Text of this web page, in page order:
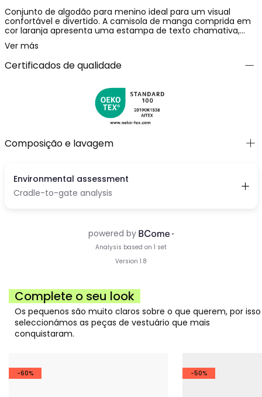
Conjunto de algodão para menino ideal para um visual
confortável e divertido. A camisola de manga comprida em
cor laranja apresenta uma estampa de texto chamativa,
enquanto as calças compridas são de um azul escuro
contrastante. Conjunto perfeito para o dia a dia que
combina estilo com funcionalidade. Disponível em tamanhos
desde os 12 meses até aos 10 anos, adaptando-se ao
acolhedora para os dias mais frescos da primavera e do
Ver más
Certificados de qualidade
Composição e lavagem
Complete o seu look
Os pequenos são muito claros sobre o que querem, por isso
seleccionámos as peças de vestuário que mais
conquistaram.
-60% -50%